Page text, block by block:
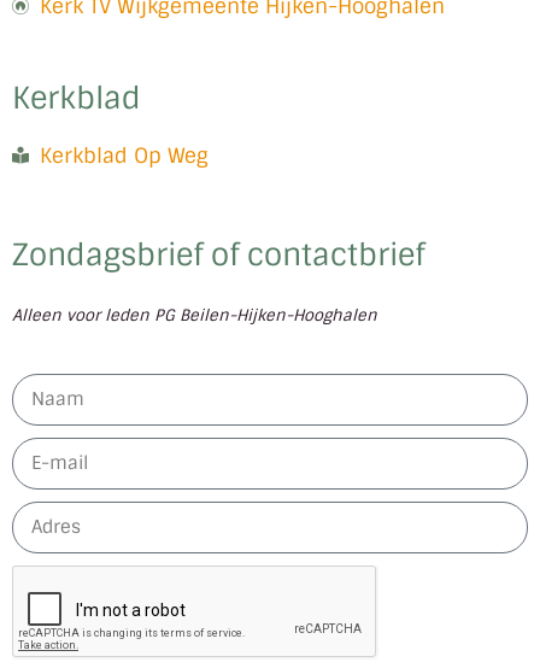
Kerk TV Wijkgemeente Hijken-Hooghalen
Kerkblad
Kerkblad Op Weg
Zondagsbrief of contactbrief
Alleen voor leden PG Beilen-Hijken-Hooghalen